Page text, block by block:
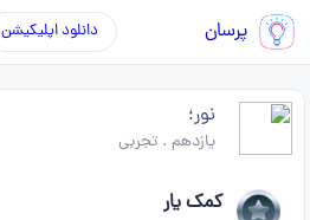
پرسان دانلود اپلیکیشن
نور؛
یازدهم .تجربی
کمک یار